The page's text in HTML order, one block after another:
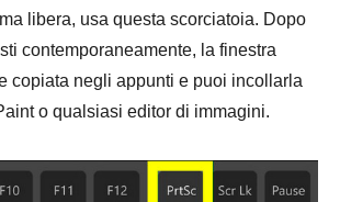
libera, usa questa scorciatoia. Dopo
contemporaneamente, la finestra
copiata negli appunti e puoi incollarla
o qualsiasi editor di immagini.